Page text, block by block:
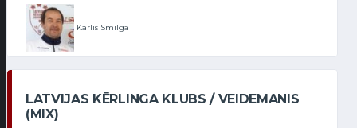
Kārlis Smilga
LATVIJAS KĒRLINGA KLUBS / VEIDEMANIS
(MIX)